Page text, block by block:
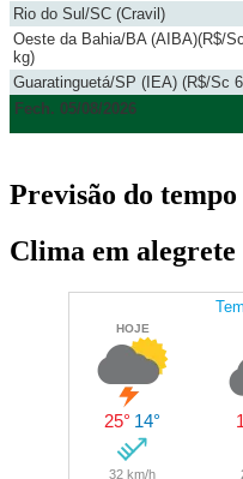
Rio do Sul/SC (Cravil)
Oeste da Bahia/BA (AIBA)(R$/
kg)
Guaratinguetá/SP (IEA) (R$/Sc
Fech. 05/08/2026
Previsão do tempo
Clima em alegrete